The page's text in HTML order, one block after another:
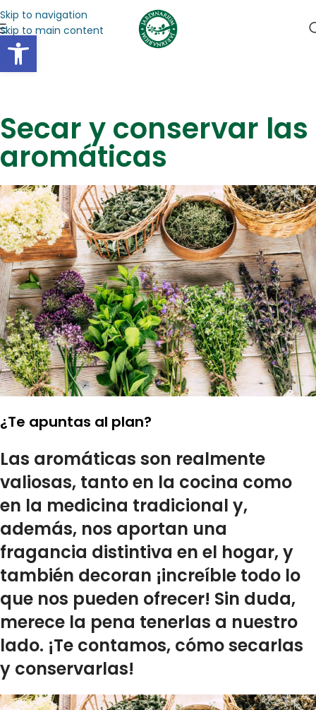
Abrir barra de herramientas
Skip to navigation
Skip to main content
Secar y conservar las
aromáticas
¿Te apuntas al plan?
Las aromáticas son realmente
valiosas, tanto en la cocina como
en la medicina tradicional y,
además, nos aportan una
fragancia distintiva en el hogar, y
también decoran ¡increíble todo lo
que nos pueden ofrecer! Sin duda,
merece la pena tenerlas a nuestro
lado. ¡Te contamos, cómo secarlas
y conservarlas!